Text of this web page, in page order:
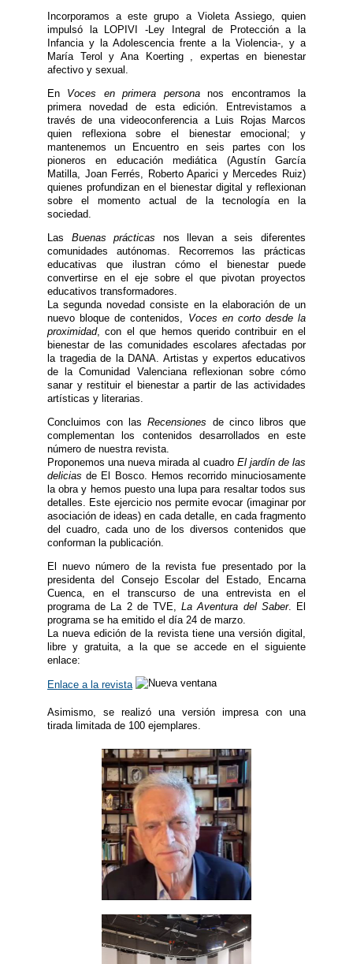
Incorporamos a este grupo a Violeta Assiego, quien
impulsó la LOPIVI -Ley Integral de Protección a la
Infancia y la Adolescencia frente a la Violencia-, y a
María Terol y Ana Koerting , expertas en bienestar
afectivo y sexual.
En Voces en primera personanos encontramos la
primera novedad de esta edición. Entrevistamos a
través de una videoconferencia a Luis Rojas Marcos
quien reflexiona sobre el bienestar emocional; y
mantenemos un Encuentro en seis partes con los
pioneros en educación mediática (Agustín García
Matilla, Joan Ferrés, Roberto Aparici y Mercedes Ruiz)
quienes profundizan en el bienestar digital y reflexionan
sobre el momento actual de la tecnología en la
sociedad.
Las Buenas prácticas nos llevan a seis diferentes
comunidades autónomas. Recorremos las prácticas
educativas que ilustran cómo el bienestar puede
convertirse en el eje sobre el que pivotan proyectos
educativos transformadores.
La segunda novedad consiste en la elaboración de un
nuevo bloque de contenidos, Voces en corto desde la
proximidad, con el que hemos querido contribuir en el
bienestar de las comunidades escolares afectadas por
la tragedia de la DANA. Artistas y expertos educativos
de la Comunidad Valenciana reflexionan sobre cómo
sanar y restituir el bienestar a partir de las actividades
artísticas y literarias.
Concluimos con lasRecensiones de cinco libros que
complementan los contenidos desarrollados en este
número de nuestra revista.
Proponemos una nueva mirada al cuadro El jardín de las
delicias de El Bosco. Hemos recorrido minuciosamente
la obra y hemos puesto una lupa para resaltar todos sus
detalles. Este ejercicio nos permite evocar (imaginar por
asociación de ideas) en cada detalle, en cada fragmento
del cuadro, cada uno de los diversos contenidos que
conforman la publicación.
El nuevo número de la revista fue presentado por la
presidenta del Consejo Escolar del Estado, Encarna
Cuenca, en el transcurso de una entrevista en el
programa de La 2 de TVE,La Aventura del Saber. El
programa se ha emitido el día 24 de marzo.
La nueva edición de la revista tiene una versión digital,
libre y gratuita, a la que se accede en el siguiente
enlace:
Enlace a la revista
Asimismo, se realizó una versión impresa con una
tirada limitada de 100 ejemplares.